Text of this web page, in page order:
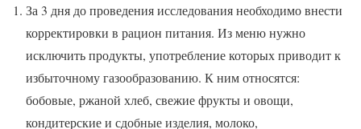
За 3 дня до проведения исследования необходимо внести
корректировки в рацион питания. Из меню нужно
исключить продукты, употребление которых приводит к
избыточному газообразованию. К ним относятся:
бобовые, ржаной хлеб, свежие фрукты и овощи,
кондитерские и сдобные изделия, молоко,